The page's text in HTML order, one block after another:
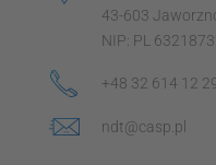
43-603
NIP: PL
+48 32 614 12
ndt@casp.pl